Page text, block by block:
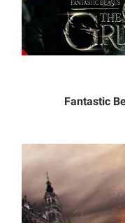
Fantastic